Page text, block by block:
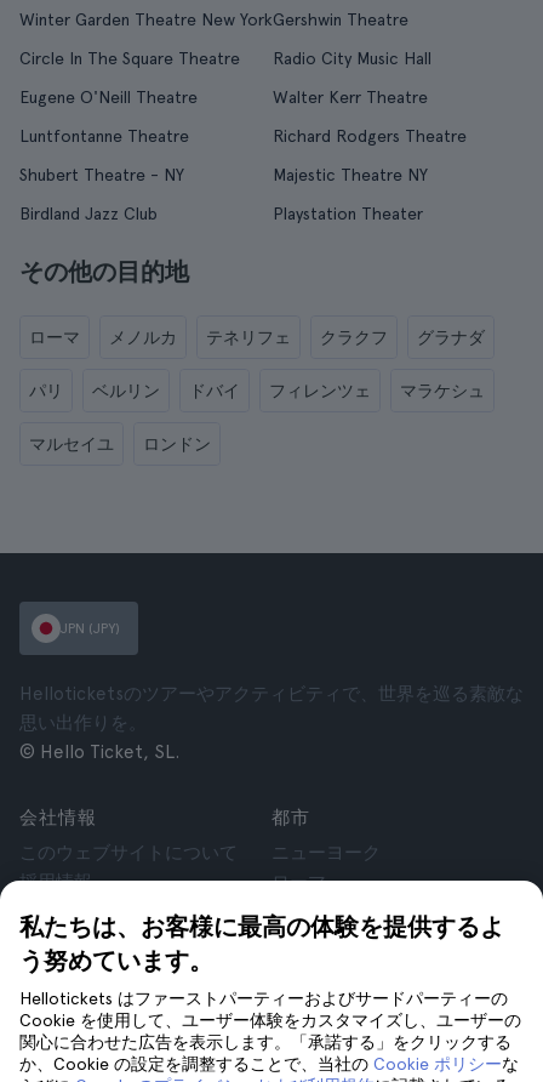
Winter Garden Theatre New YorkGershwin Theatre
Circle In The Square Theatre
Radio City Music Hall
Eugene O'Neill Theatre
Walter Kerr Theatre
Luntfontanne Theatre
Richard Rodgers Theatre
Shubert Theatre - NY
Majestic Theatre NY
Birdland Jazz Club
Playstation Theater
その他の目的地
ローマ メノルカ テネリフェ クラクフ グラナダ
パリ ベルリン ドバイ フィレンツェ マラケシュ
マルセイユ ロンドン
私たちは、お客様に最高の体験を提供するよ
う努めています。
Hellotickets はファーストパーティーおよびサードパーティーの
Cookie を使用して、ユーザー体験をカスタマイズし、ユーザーの
関心に合わせた広告を表示します。「承諾する」をクリックする
か、Cookie の設定を調整することで、当社の Cookie ポリシーな
JPN (JPY)
Helloticketsのツアーやアクティビティで、世界を巡る素敵な
思い出作りを。
© Hello Ticket, SL.
会社情報
このウェブサイトについて
採用情報
アフィリエイト
お客様の声
個人情報保護方針
利用規約
法律相談
cookie
都市
ニューヨーク
ローマ
パリ
ロンドン
クラクフ
テネリフェ